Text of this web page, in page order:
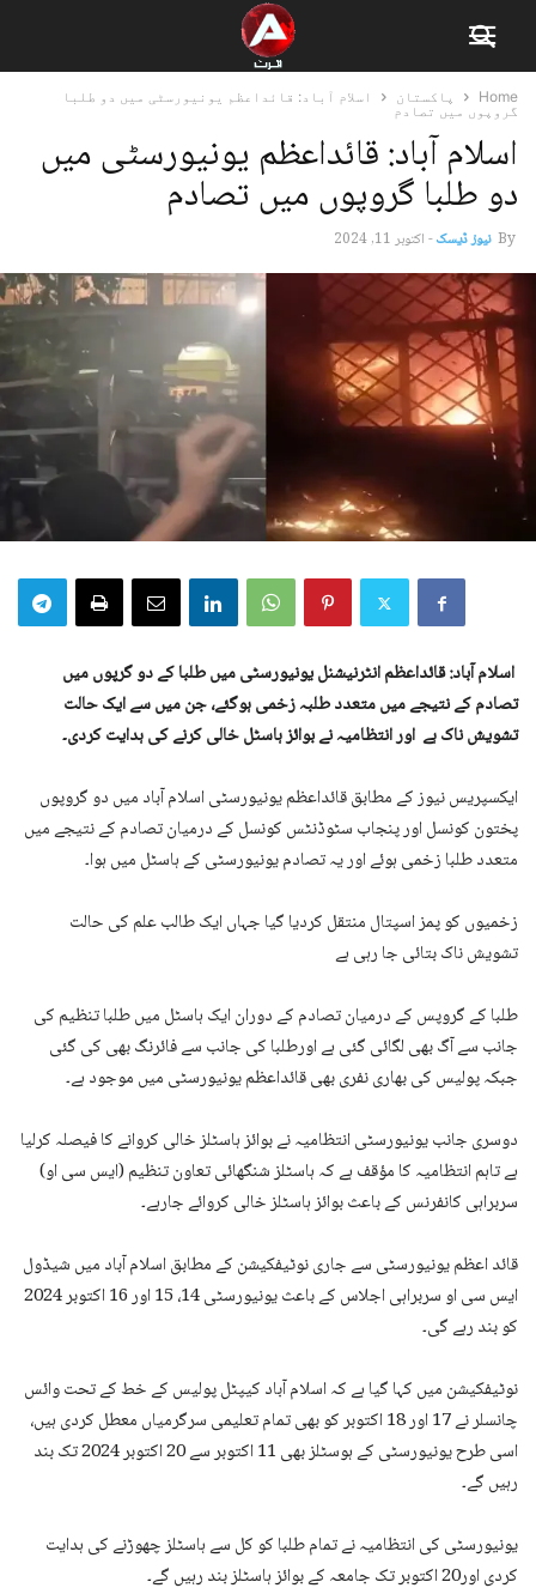
Home پاکستان
اسلام آباد: قائداعظم یونیورسٹی میں دو طلبا
گروپوں میں تصادم
اسلام آباد: قائداعظم یونیورسٹی میں
دو طلبا گروپوں میں تصادم
By نیوز ڈیسک-اکتوبر 11, 2024
اسلام آباد:قائداعظم انٹرنیشنل یونیورسٹی میں طلبا کے دو گرپوں میں
تصادم کے نتیجے میں متعدد طلبہ زخمی ہوگئے، جن میں سے ایک حالت
تشویش ناک ہے اور انتظامیہ نے بوائز ہاسٹل خالی کرنے کی ہدایت کردی۔
ایکسپریس نیوز کے مطابق قائداعظم یونیورسٹی اسلام آباد میں دو گروپوں
پختون کونسل اور پنجاب سٹوڈنٹس کونسل کے درمیان تصادم کے نتیجے میں
متعدد طلبا زخمی ہوئے اور یہ تصادم یونیورسٹی کے ہاسٹل میں ہوا۔
زخمیوں کو پمز اسپتال منتقل کردیا گیا جہاں ایک طالب علم کی حالت
تشویش ناک بتائی جا رہی ہے
طلبا کے گروپس کے درمیان تصادم کے دوران ایک ہاسٹل میں طلبا تنظیم کی
جانب سے آگ بھی لگائی گئی ہے اورطلبا کی جانب سے فائرنگ بھی کی گئی
جبکہ پولیس کی بھاری نفری بھی قائداعظم یونیورسٹی میں موجود ہے۔
دوسری جانب یونیورسٹی انتظامیہ نے بوائز ہاسٹلز خالی کروانے کا فیصلہ کرلیا
ہے تاہم انتظامیہ کا مؤقف ہے کہ ہاسٹلز شنگھائی تعاون تنظیم (ایس سی او)
سربراہی کانفرنس کے باعث بوائز ہاسٹلز خالی کروائے جارہے۔
قائد اعظم یونیورسٹی سے جاری نوٹیفکیشن کے مطابق اسلام آباد میں شیڈول
ایس سی او سربراہی اجلاس کے باعث یونیورسٹی 14، 15 اور 16 اکتوبر 2024
کو بند رہے گی۔
نوٹیفکیشن میں کہا گیا ہے کہ اسلام آباد کیپٹل پولیس کے خط کے تحت وائس
چانسلر نے 17 اور 18 اکتوبر کو بھی تمام تعلیمی سرگرمیاں معطل کردی ہیں،
اسی طرح یونیورسٹی کے ہوسٹلز بھی 11 اکتوبر سے 20 اکتوبر 2024 تک بند
رہیں گے۔
یونیورسٹی کی انتظامیہ نے تمام طلبا کو کل سے ہاسٹلز چھوڑنے کی ہدایت
کردی اور20 اکتوبر تک جامعہ کے بوائز ہاسٹلز بند رہیں گے۔